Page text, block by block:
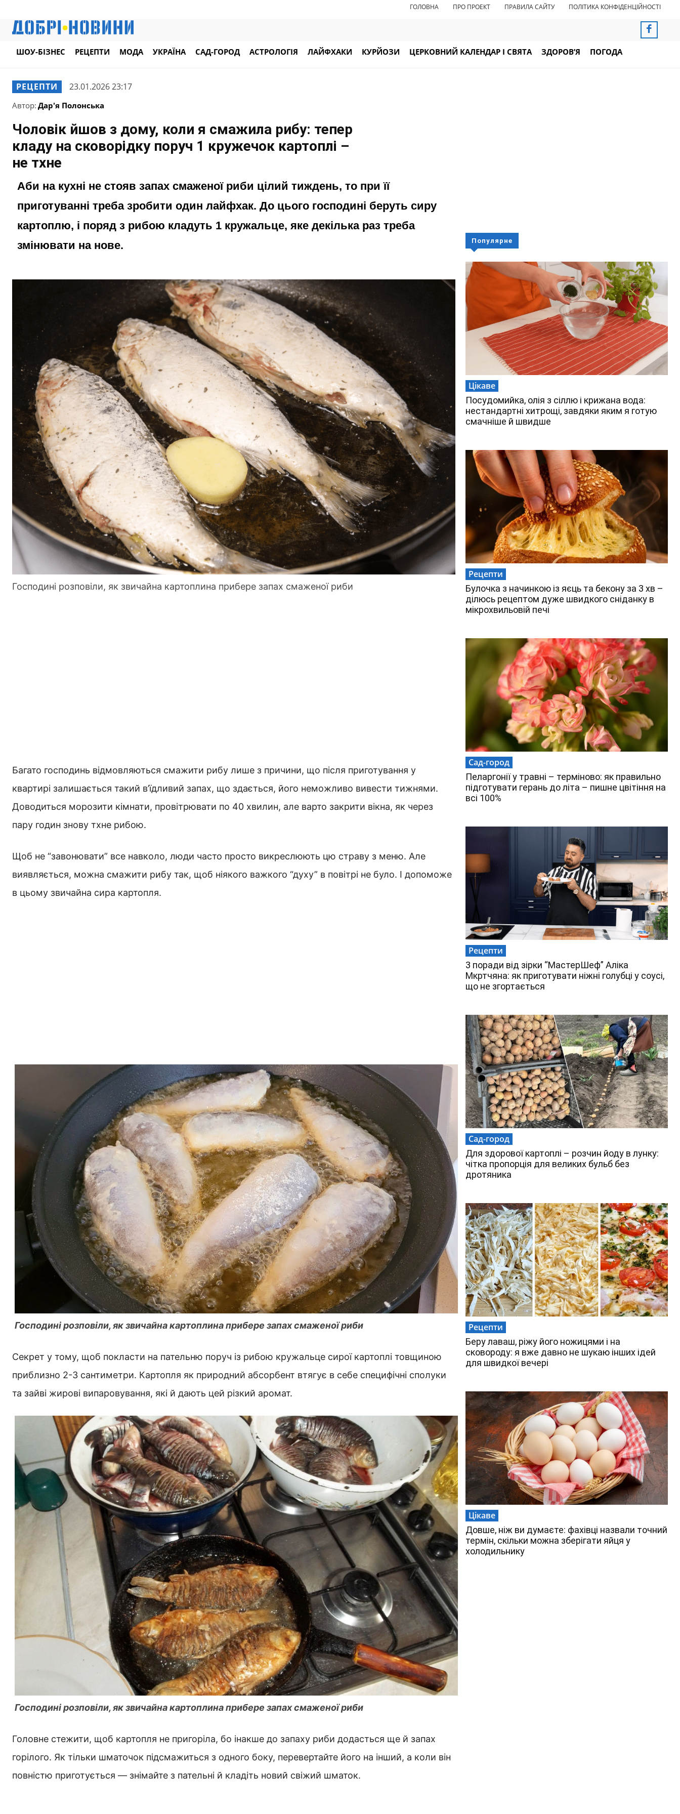
ГОЛОВНА ПРО ПРОЕКТ ПРАВИЛА САЙТУ ПОЛІТИКА КОНФІДЕНЦІЙНОСТІ
ШОУ-БІЗНЕС РЕЦЕПТИ МОДА УКРАЇНА САД-ГОРОД АСТРОЛОГІЯ ЛАЙФХАКИ КУРЙОЗИ ЦЕРКОВНИЙ КАЛЕНДАР І СВЯТА ЗДОРОВ’Я ПОГОДА
РЕЦЕПТИ 23.01.2026 23:17
Автор: Дар'я Полонська
Чоловік йшов з дому, коли я смажила рибу: тепер
кладу на сковорідку поруч 1 кружечок картоплі –
не тхне
Аби на кухні не стояв запах смаженої риби цілий тиждень, то при її
приготуванні треба зробити один лайфхак. До цього господині беруть сиру
картоплю, і поряд з рибою кладуть 1 кружальце, яке декілька раз треба
змінювати на нове.
Господині розповіли, як звичайна картоплина прибере запах смаженої риби
Багато господинь відмовляються смажити рибу лише з причини, що після приготування у
квартирі залишається такий в’їдливий запах, що здається, його неможливо вивести тижнями.
Доводиться морозити кімнати, провітрювати по 40 хвилин, але варто закрити вікна, як через
пару годин знову тхне рибою.
Щоб не “завонювати” все навколо, люди часто просто викреслюють цю страву з меню. Але
виявляється, можна смажити рибу так, щоб ніякого важкого “духу” в повітрі не було. І допоможе
в цьому звичайна сира картопля.
Господині розповіли, як звичайна картоплина прибере запах смаженої риби
Секрет у тому, щоб покласти на пательню поруч із рибою кружальце сирої картоплі товщиною
приблизно 2-3 сантиметри. Картопля як природний абсорбент втягує в себе специфічні сполуки
та зайві жирові випаровування, які й дають цей різкий аромат.
Господині розповіли, як звичайна картоплина прибере запах смаженої риби
Головне стежити, щоб картопля не пригоріла, бо інакше до запаху риби додасться ще й запах
горілого. Як тільки шматочок підсмажиться з одного боку, перевертайте його на інший, а коли він
повністю приготується — знімайте з пательні й кладіть новий свіжий шматок.
Популярне
Цікаве
Посудомийка, олія з сіллю і крижана вода:
нестандартні хитрощі, завдяки яким я готую
смачніше й швидше
Рецепти
Булочка з начинкою із яєць та бекону за 3 хв –
ділюсь рецептом дуже швидкого сніданку в
мікрохвильовій печі
Сад-город
Пеларгонії у травні – терміново: як правильно
підготувати герань до літа – пишне цвітіння на
всі 100%
Рецепти
3 поради від зірки “МастерШеф” Аліка
Мкртчяна: як приготувати ніжні голубці у соусі,
що не згортається
Сад-город
Для здорової картоплі – розчин йоду в лунку:
чітка пропорція для великих бульб без
дротяника
Рецепти
Беру лаваш, ріжу його ножицями і на
сковороду: я вже давно не шукаю інших ідей
для швидкої вечері
Цікаве
Довше, ніж ви думаєте: фахівці назвали точний
термін, скільки можна зберігати яйця у
холодильнику